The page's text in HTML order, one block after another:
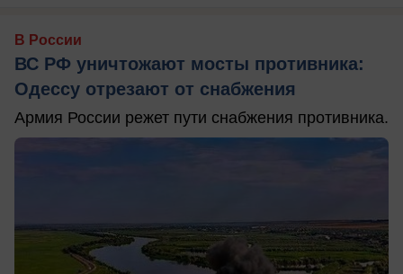
В России
ВС РФ уничтожают мосты противника:
Одессу отрезают от снабжения
Армия России режет пути снабжения противника.